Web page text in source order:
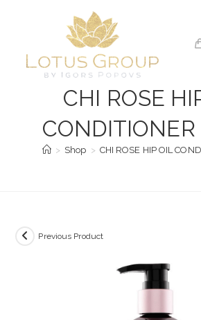
CHI ROSE
> Shop > CHI ROSE HIP OIL
Previous Product